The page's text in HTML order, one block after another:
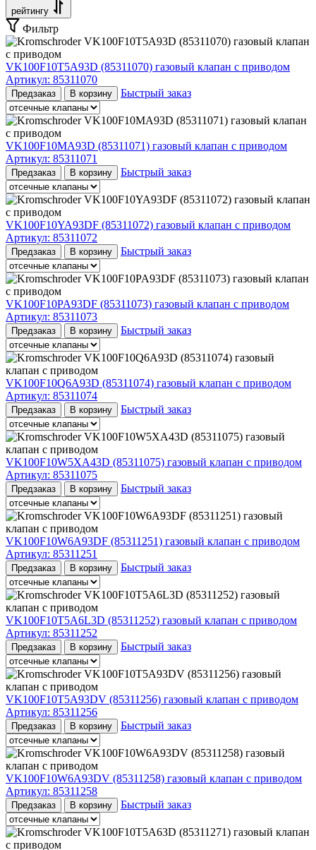
рейтингу
Фильтр
VK100F10T5A93D (85311070) газовый клапан с приводом
Артикул: 85311070
Предзаказ В корзину Быстрый заказ
VK100F10MA93D (85311071) газовый клапан с приводом
Артикул: 85311071
Предзаказ В корзину Быстрый заказ
VK100F10YA93DF (85311072) газовый клапан с приводом
Артикул: 85311072
Предзаказ В корзину Быстрый заказ
VK100F10PA93DF (85311073) газовый клапан с приводом
Артикул: 85311073
Предзаказ В корзину Быстрый заказ
VK100F10Q6A93D (85311074) газовый клапан с приводом
Артикул: 85311074
Предзаказ В корзину Быстрый заказ
VK100F10W5XA43D (85311075) газовый клапан с приводом
Артикул: 85311075
Предзаказ В корзину Быстрый заказ
VK100F10W6A93DF (85311251) газовый клапан с приводом
Артикул: 85311251
Предзаказ В корзину Быстрый заказ
VK100F10T5A6L3D (85311252) газовый клапан с приводом
Артикул: 85311252
Предзаказ В корзину Быстрый заказ
VK100F10T5A93DV (85311256) газовый клапан с приводом
Артикул: 85311256
Предзаказ В корзину Быстрый заказ
VK100F10W6A93DV (85311258) газовый клапан с приводом
Артикул: 85311258
Предзаказ В корзину Быстрый заказ